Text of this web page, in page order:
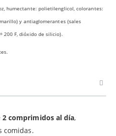
humectante: polietilenglicol, colorantes:
y antiaglomerantes (sales
®200 F, dióxido de silicio).
2 comprimidos al día,
comidas.